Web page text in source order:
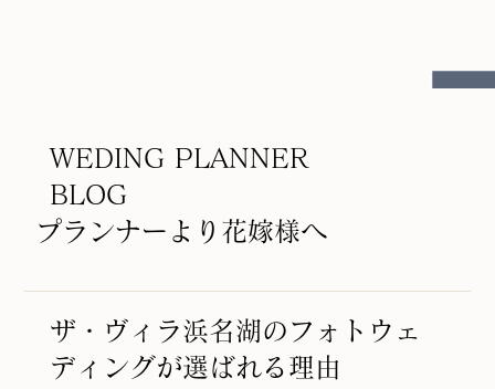
ザ・ヴィラ浜名湖のフォトウェ
ディングが選ばれる理由
WEDING PLANNER
BLOG
プランナーより花嫁様へ